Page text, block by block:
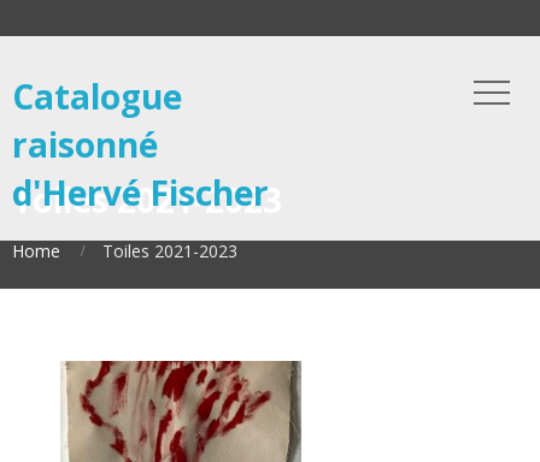
Catalogue
raisonné
d'Hervé Fischer
Toiles 2021-2023
Home Toiles 2021-2023